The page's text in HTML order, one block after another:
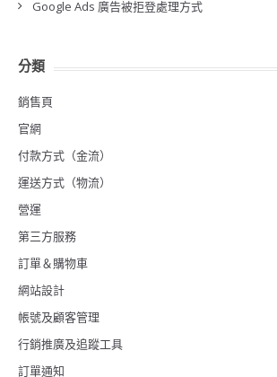
Google Ads 廣告被拒登處理方式
分類
銷售頁
官網
付款方式（金流）
運送方式（物流）
營運
第三方服務
訂單＆購物車
網站設計
帳號及顧客管理
行銷推廣及追蹤工具
訂單通知